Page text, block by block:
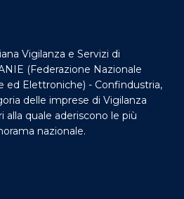
Vigilanza e Servizi di
(Federazione Nazionale
ed Elettroniche) - Confindustria,
delle imprese di Vigilanza
alla quale aderiscono le più
nazionale.